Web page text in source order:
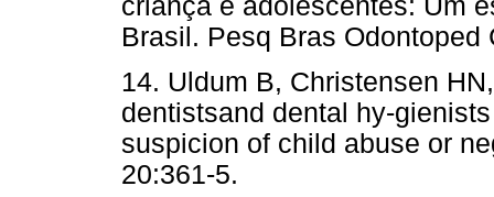
criança e adolescentes: Um
Brasil. Pesq Bras
14. Uldum B, Christensen
dentistsand dental hy-
suspicion of child abuse or
20:361-5.